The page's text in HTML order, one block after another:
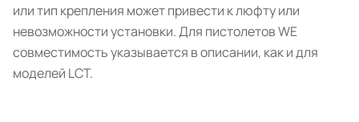
или тип крепления может привести к люфту или
невозможности установки. Для пистолетов WE
совместимость указывается в описании, как и для
моделей LCT.